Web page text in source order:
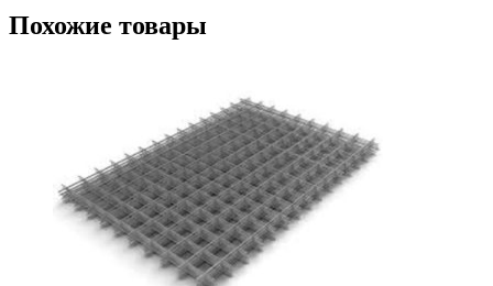
Похожие товары